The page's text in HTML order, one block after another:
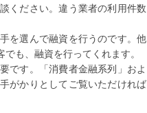
ください。違う業者の利用件数
を選んで融資を行うのです。他
も、融資を行ってくれます。
です。「消費者金融系列」およ
がかりとしてご覧いただければ